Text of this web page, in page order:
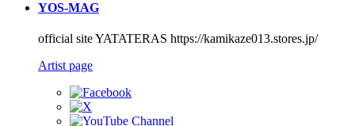
YOS-MAG
official site YATATERAS https://kamikaze013.stores.jp/
Artist page